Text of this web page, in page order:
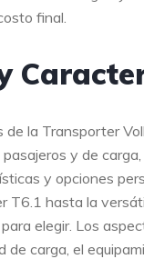
final.
de la Transporter
y de
y opciones
T6.1 hasta la
elegir. Los
de carga, el